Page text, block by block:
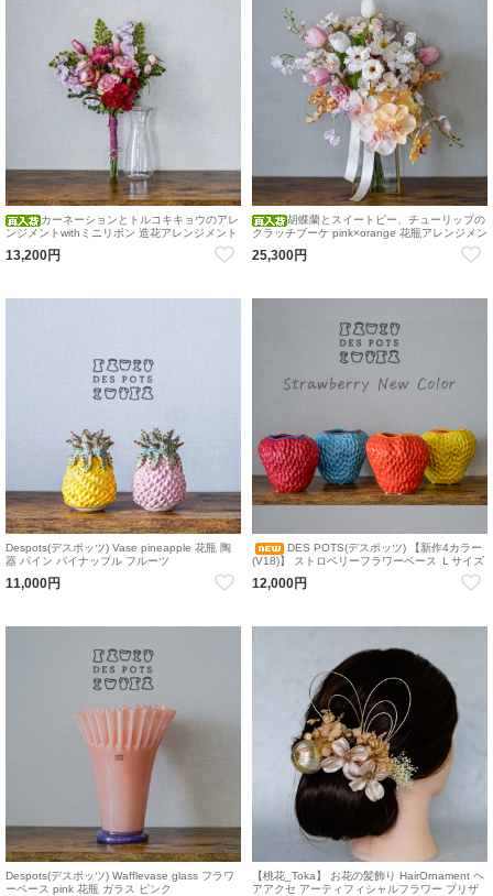
カーネーションとトルコキキョウのアレ
ンジメントwithミニリボン 造花アレンジメント
13,200円
胡蝶蘭とスイートピー、チューリップの
クラッチブーケ pink×orange 花瓶アレンジメン
ト 造花 アーティフィシャルフラワー 結婚式
25,300円
Despots(デスポッツ) Vase pineapple 花瓶 陶
器 パイン パイナップル フルーツ
11,000円
DES POTS(デスポッツ) 【新作4カラー
(V18)】 ストロベリーフラワーベース Ｌサイズ
ベリーピンク イエロー オレンジ ブルー いちご
花瓶
12,000円
Despots(デスポッツ) Wafflevase glass フラワ
ーベース pink 花瓶 ガラス ピンク
【桃花_Toka】 お花の髪飾り HairOrnament ヘ
アアクセ アーティフィシャルフラワー プリザ